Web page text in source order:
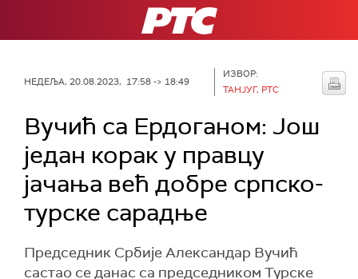
РТС
НЕДЕЉА, 20.08.2023, 17:58 -> 18:49
ИЗВОР:
ТАНЈУГ, РТС
Вучић са Ердоганом: Још
један корак у правцу
јачања већ добре српско-
турске сарадње
Председник Србије Александар Вучић
састао се данас са председником Турске